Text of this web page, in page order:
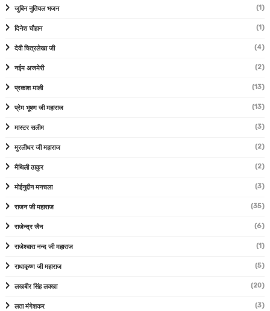
जुबिन नुतियल भजन (1)
दिनेश चौहान (1)
देवी चित्रलेखा जी (4)
नईम अजमेरी (2)
प्रकाश माली (13)
प्रेम भूषण जी महाराज (13)
मास्टर सलीम (3)
मुरलीधर जी महाराज (2)
मैथिली ठाकुर (2)
मोईनुद्दीन मनचला (3)
राजन जी महाराज (35)
राजेन्द्र जैन (6)
राजेश्वारा नन्द जी महाराज (1)
राधाकृष्ण जी महाराज (5)
लखबीर सिंह लक्खा (20)
लता मंगेशकर (3)